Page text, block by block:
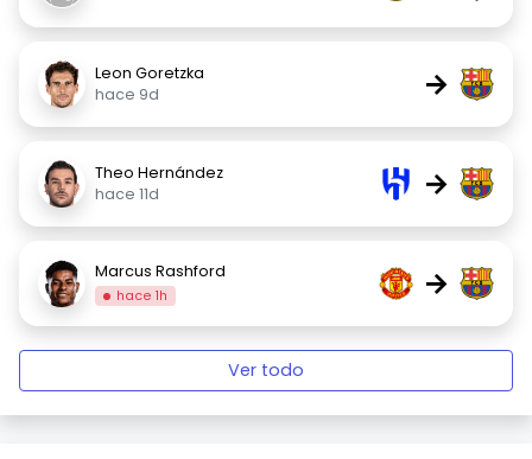
Leon Goretzka
hace 9d
→
Theo Hernández
hace 11d
→
Marcus Rashford
hace 1h →
Ver todo